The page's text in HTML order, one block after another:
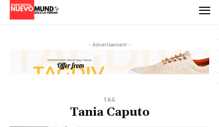
- Advertisement -
TAG
Tania Caputo